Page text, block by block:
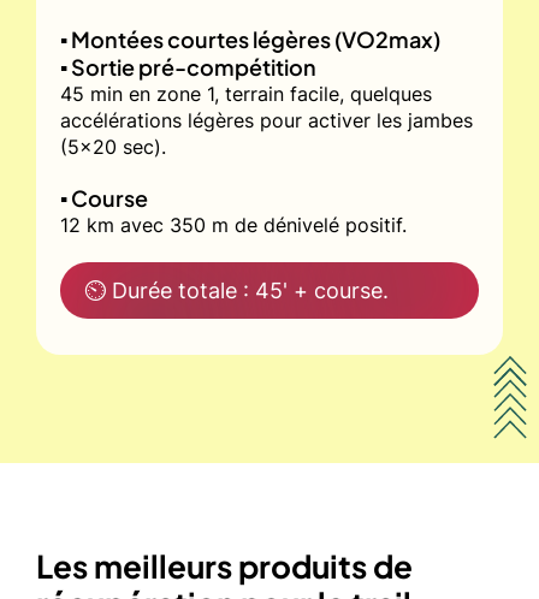
▪️ Montées courtes légères (VO2max)
▪️ Sortie pré-compétition
45 min en zone 1, terrain facile, quelques
accélérations légères pour activer les jambes
(5x20 sec).
▪️ Course
12 km avec 350 m de dénivelé positif.
⏲ Durée totale : 45' + course.
Les meilleurs produits de